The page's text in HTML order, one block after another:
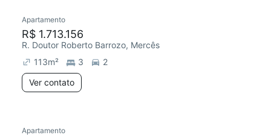
Apartamento
R$ 1.713.156
R. Doutor Roberto Barrozo, Mercês
113m² 3
2
Ver contato
Apartamento